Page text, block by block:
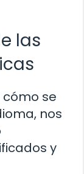
las
se
nos
y